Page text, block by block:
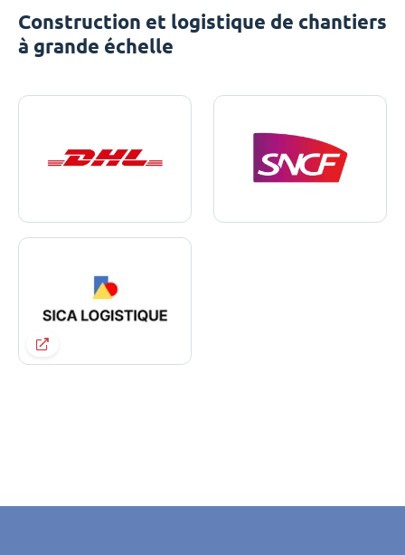
Construction et logistique de chantiers
à grande échelle